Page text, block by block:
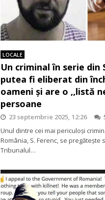
LOCALE
Un criminal în serie din
putea fi eliberat din
oameni și are o ,,listă
persoane
23 septembrie 2025, 12:26
Unul dintre cei mai periculoși
România, S. Ferenc, se pregătește
Tribunalul…